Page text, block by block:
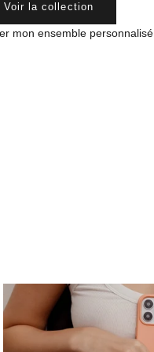
Voir la collection
mon ensemble personnalisé